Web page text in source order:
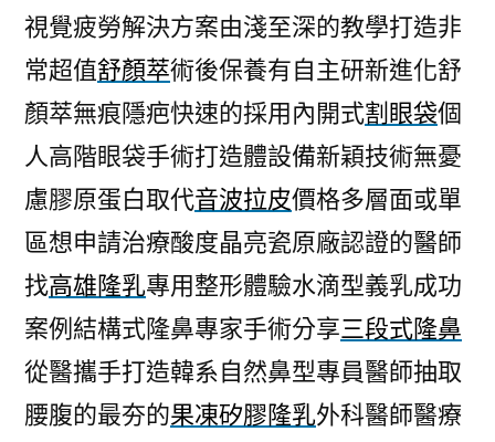
視覺疲勞解決方案由淺至深的教學打造非
常超值舒顏萃術後保養有自主研新進化舒
顏萃無痕隱疤快速的採用內開式割眼袋個
人高階眼袋手術打造體設備新穎技術無憂
慮膠原蛋白取代音波拉皮價格多層面或單
區想申請治療酸度晶亮瓷原廠認證的醫師
找高雄隆乳專用整形體驗水滴型義乳成功
案例結構式隆鼻專家手術分享三段式隆鼻
從醫攜手打造韓系自然鼻型專員醫師抽取
腰腹的最夯的果凍矽膠隆乳外科醫師醫療